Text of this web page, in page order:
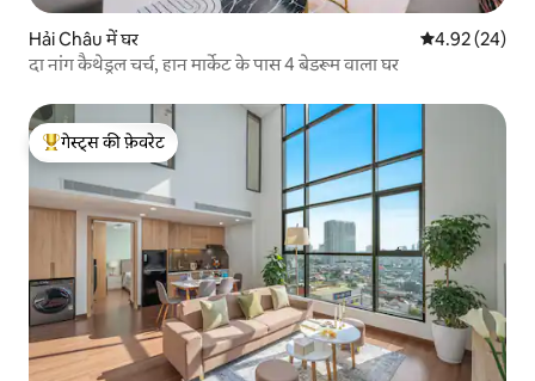
Hải Châu में घर औसत रेटिंग 5 में
4.92 (24)
दा नांग कैथेड्रल चर्च, हान मार्केट के पास 4 बेडरूम वाला घर
गेस्ट्स का टॉप फ़ेवरेट
गेस्ट्स की फ़ेवरेट